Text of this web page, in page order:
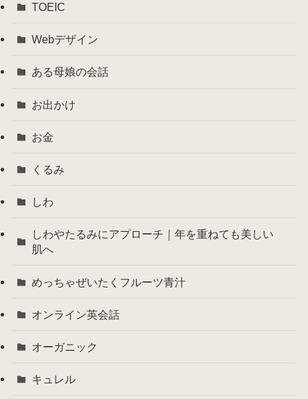
TOEIC
Webデザイン
ある母娘の会話
お出かけ
お金
くるみ
しわ
しわやたるみにアプローチ｜年を重ねても美しい
肌へ
めっちゃぜいたくフルーツ青汁
オンライン英会話
オーガニック
キュレル